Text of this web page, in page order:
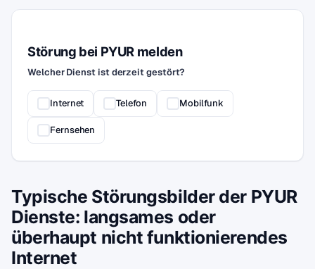
Störung bei PYUR melden
Welcher Dienst ist derzeit gestört?
Internet Telefon Mobilfunk
Fernsehen
Typische Störungsbilder der PYUR
Dienste: langsames oder
überhaupt nicht funktionierendes
Internet